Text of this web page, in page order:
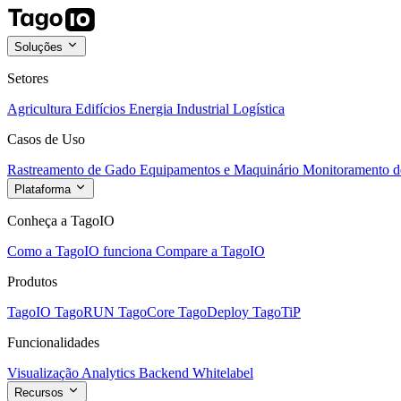
Soluções
Setores
Agricultura Edifícios Energia Industrial Logística
Casos de Uso
Rastreamento de Gado Equipamentos e Maquinário Monitoramento
Plataforma
Conheça a TagoIO
Como a TagoIO funciona Compare a TagoIO
Produtos
TagoIO TagoRUN TagoCore TagoDeploy TagoTiP
Funcionalidades
Visualização Analytics Backend Whitelabel
Recursos